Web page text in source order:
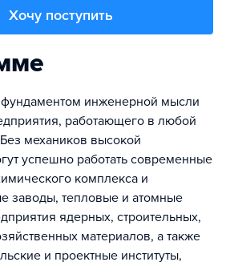
Хочу поступить
инженерной мысли
работающего в любой
механиков высокой
успешно работать современные
комплекса и
заводы, тепловые и атомные
ядерных, строительных,
материалов, а также
и проектные институты,